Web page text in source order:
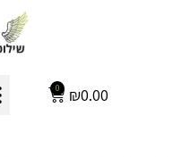
₪0.00
0